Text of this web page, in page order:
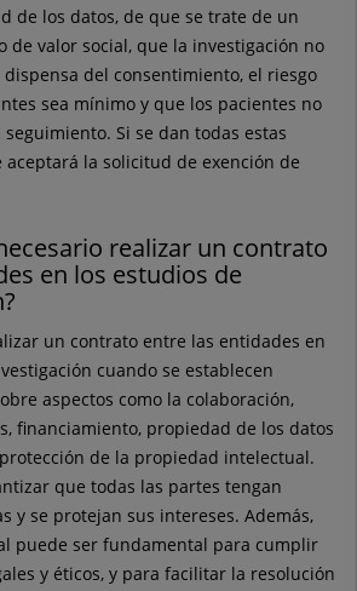
de los datos, de que se trate de un
de valor social, que la investigación no
del consentimiento, el riesgo
sea mínimo y que los pacientes no
Si se dan todas estas
aceptará la solicitud de exención de
realizar un contrato
en los estudios de
un contrato entre las entidades en
cuando se establecen
aspectos como la colaboración,
financiamiento, propiedad de los datos
de la propiedad intelectual.
que todas las partes tengan
y se protejan sus intereses. Además,
puede ser fundamental para cumplir
y éticos, y para facilitar la resolución